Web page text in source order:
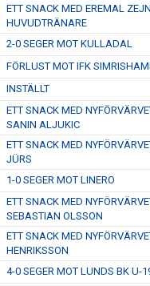
ETT SNACK MED EREMAL
HUVUDTRÄNARE
2-0 SEGER MOT KULLADAL
FÖRLUST MOT IFK
INSTÄLLT
ETT SNACK MED
SANIN ALJUKIC
ETT SNACK MED
JÜRS
1-0 SEGER MOT LINERO
ETT SNACK MED
SEBASTIAN OLSSON
ETT SNACK MED
HENRIKSSON
4-0 SEGER MOT LUNDS BK U-